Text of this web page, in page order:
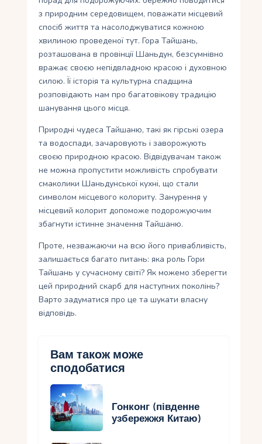
з природним середовищем, поважати місцевий
спосіб життя та насолоджуватися кожною
хвилиною проведеної тут. Гора Тайшань,
розташована в провінції Шаньдун, безсумнівно
вражає своєю непідвладною красою і духовною
силою. Її історія та культурна спадщина
розповідають нам про багатовікову традицію
шанування цього місця.
Природні чудеса Тайшаню, такі як гірські озера
та водоспади, зачаровують і заворожують
своєю природною красою. Відвідувачам також
не можна пропустити можливість спробувати
смаколики Шаньдунської кухні, що стали
символом місцевого колориту. Занурення у
місцевий колорит допоможе подорожуючим
збагнути істинне значення Тайшаню.
Проте, незважаючи на всю його привабливість,
залишається багато питань: яка роль Гори
Тайшань у сучасному світі? Як можемо зберегти
цей природний скарб для наступних поколінь?
Варто задуматися про це та шукати власну
відповідь.
Вам також може
сподобатися
Гонконг (південне
узбережжя Китаю)